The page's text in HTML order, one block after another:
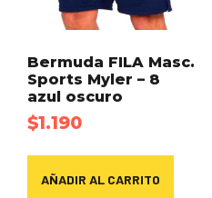
Bermuda FILA Masc.
Sports Myler – 8
azul oscuro
$1.190
AÑADIR AL CARRITO